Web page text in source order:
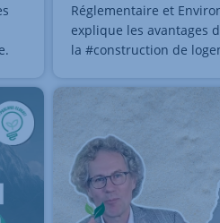
Réglementaire et
explique les avantages
la #construction de